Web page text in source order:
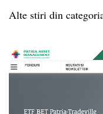
Alte stiri din